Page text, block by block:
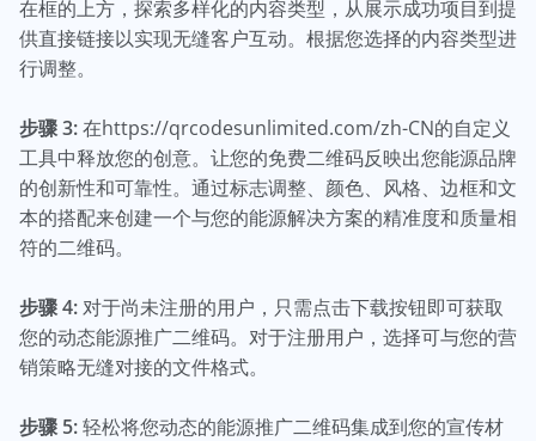
在框的上方，探索多样化的内容类型，从展示成功项目到提
供直接链接以实现无缝客户互动。根据您选择的内容类型进
行调整。
步骤 3:在https://qrcodesunlimited.com/zh-CN的自定义
工具中释放您的创意。让您的免费二维码反映出您能源品牌
的创新性和可靠性。通过标志调整、颜色、风格、边框和文
本的搭配来创建一个与您的能源解决方案的精准度和质量相
符的二维码。
步骤 4:对于尚未注册的用户，只需点击下载按钮即可获取
您的动态能源推广二维码。对于注册用户，选择可与您的营
销策略无缝对接的文件格式。
步骤 5:轻松将您动态的能源推广二维码集成到您的宣传材